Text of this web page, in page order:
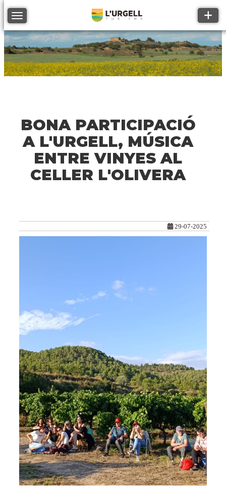
Toggle navigation
BONA PARTICIPACIÓ
A L'URGELL, MÚSICA
ENTRE VINYES AL
CELLER L'OLIVERA
29-07-2025